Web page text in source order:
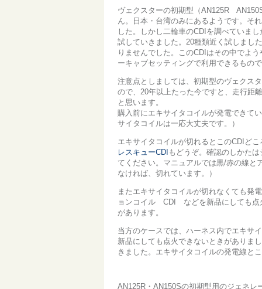
ヴェクスターの初期型（AN125R
ん。日本・台湾のみにあるようです。そ
した。しかし二輪車のCDIを調べていま
試していきました。20種類近く試しまし
りませんでした。このCDIはその中でよ
ーキャブセッティングで利用できるもの
注意点としましては、初期型のヴェク
ので、20年以上たった今ですと、走行距
と思います。
購入前にエキサイタコイルが発電できて
サイタコイルは一応大丈夫です。）
エキサイタコイルが切れるとこのCDIど
レスキューCDI もどうぞ。確認のしかた
てください。マニュアルでは黒/赤の線と
なければ、切れています。）
またエキサイタコイルが切れなくても発
ョンコイル CDI などを新品にしても点
があります。
当方のケースでは、ハーネス内でエキサ
新品にしても点火できないときがありま
きました。エキサイタコイルの発電線と
AN125R・AN150Sの初期型用のジェネ